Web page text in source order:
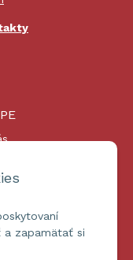
a zapamätať si